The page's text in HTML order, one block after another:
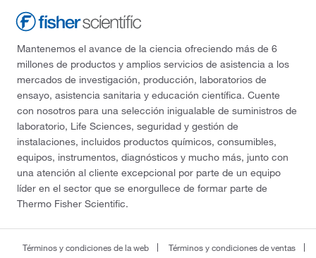
Mantenemos el avance de la ciencia ofreciendo más de 6
millones de productos y amplios servicios de asistencia a los
mercados de investigación, producción, laboratorios de
ensayo, asistencia sanitaria y educación científica. Cuente
con nosotros para una selección inigualable de suministros de
laboratorio, Life Sciences, seguridad y gestión de
instalaciones, incluidos productos químicos, consumibles,
equipos, instrumentos, diagnósticos y mucho más, junto con
una atención al cliente excepcional por parte de un equipo
líder en el sector que se enorgullece de formar parte de
Thermo Fisher Scientific.
Términos y condiciones de la web
Términos y condiciones de ventas